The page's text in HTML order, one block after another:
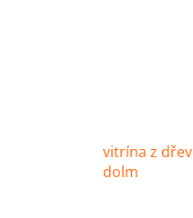
vitrína z
dolm